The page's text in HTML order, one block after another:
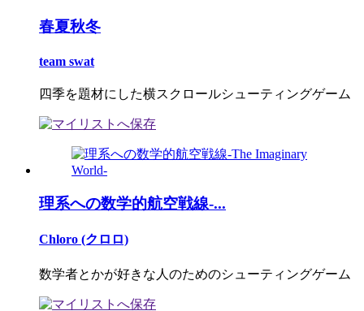
春夏秋冬
team swat
四季を題材にした横スクロールシューティングゲーム
理系への数学的航空戦線-...
Chloro (クロロ)
数学者とかが好きな人のためのシューティングゲーム